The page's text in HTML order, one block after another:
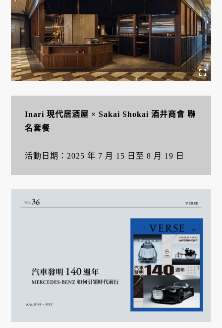
Inari 現代居酒屋 × Sakai Shokai 酒井商會 聯
名套餐
活動日期：2025 年 7 月 15 日至 8 月 19 日